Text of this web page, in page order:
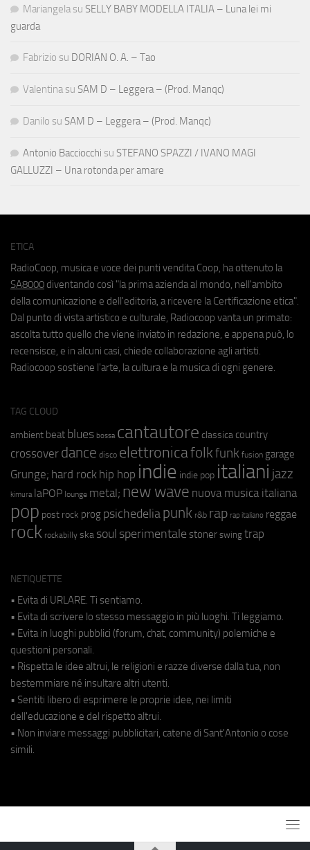
Mariangela su SELLY BABY MODELLA ITALIA – Luna lei mi
guarda
Fabrizio su DORIAN O. A. – Tao
Valentina su SAM D – Leggera – (Prod. Manqc)
Danilo su SAM D – Leggera – (Prod. Manqc)
Antonio Bacciocchi su STEFANO SPAZZI / IVANO MAGI
GALLUZZI – Una rotonda per amare
ETICA
RadioCoop, musica e voce dei punti vendita Coop, ha ottenuto la
SA8000 diventando così "la prima azienda al mondo, nell'ambito
della comunicazione e dell'editoria, a ricevere la Certificazione etica".
Dal punto di vista artistico e culturale, Radiocoop vanta un primato:
ascolta tutto quello che viene inviato in redazione, e appena può, lo
recensisce, e in alcuni casi, chiede collaborazione agli artisti.
Radiocoop sostiene l'arte, la cultura e la musica di ogni genere.
TAG CLOUD
ambient beat blues bossa cantautore classica country
crossover dance disco elettronicafolkfunk fusion garage
Grunge; hard rock hip hop indie indie pop italiani jazz
kimura laPOP lounge metal; new wave nuova musica italiana
pop post rock prog psichedeliapunk r&b rap rap italiano reggae
rock rockabilly ska soul sperimentale stoner swing trap
NETIQUETTE
• Evita di URLARE. Ti sentiamo.
• Evita di scrivere lo stesso messaggio in più luoghi. Ti leggiamo.
• Evita in luoghi pubblici (forum, chat, community) polemiche e
questioni personali.
• Rispetta le idee altrui, le religioni e razze diverse dalla tua, non
bestemmiare né insultare altri utenti.
• Sentiti libero di esprimere le proprie idee, nei limiti
dell'educazione e del rispetto altrui.
• Non inviare messaggi pubblicitari, catene di Sant'Antonio o cose
simili.